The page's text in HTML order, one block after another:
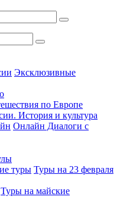
Эксклюзивные
по Европе
История и культура
Онлайн Диалоги с
туры Туры на 23 февраля
Туры на майские